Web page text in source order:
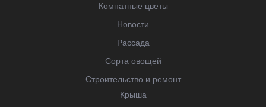
Комнатные цветы
Новости
Рассада
Сорта овощей
Строительство и ремонт
Крыша